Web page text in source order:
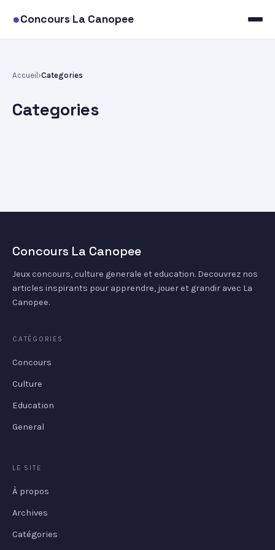
●Concours La Canopee
Accueil Categories
Categories
Concours La Canopee
Jeux concours, culture generale et education. Decouvrez nos
articles inspirants pour apprendre, jouer et grandir avec La
Canopee.
CATÉGORIES
Concours
Culture
Education
General
LE SITE
À propos
Archives
Catégories